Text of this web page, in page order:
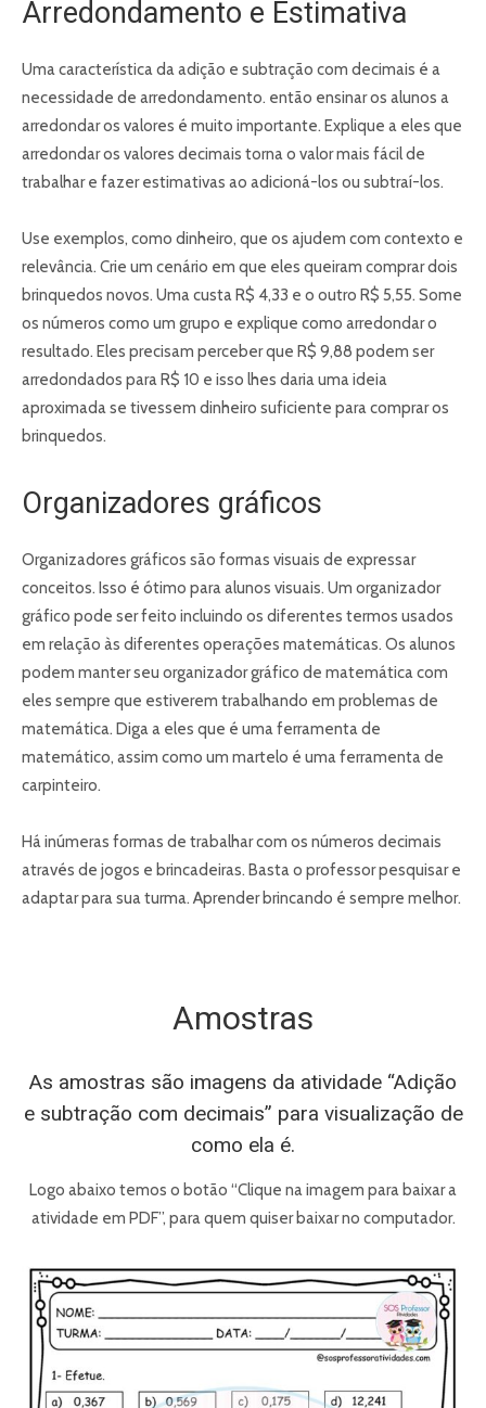
Arredondamento e Estimativa
Uma característica da adição e subtração com decimais é a
necessidade de arredondamento. então ensinar os alunos a
arredondar os valores é muito importante. Explique a eles que
arredondar os valores decimais torna o valor mais fácil de
trabalhar e fazer estimativas ao adicioná-los ou subtraí-los.
Use exemplos, como dinheiro, que os ajudem com contexto e
relevância. Crie um cenário em que eles queiram comprar dois
brinquedos novos. Uma custa R$ 4,33 e o outro R$ 5,55. Some
os números como um grupo e explique como arredondar o
resultado. Eles precisam perceber que R$ 9,88 podem ser
arredondados para R$ 10 e isso lhes daria uma ideia
aproximada se tivessem dinheiro suficiente para comprar os
brinquedos.
Organizadores gráficos
Organizadores gráficos são formas visuais de expressar
conceitos. Isso é ótimo para alunos visuais. Um organizador
gráfico pode ser feito incluindo os diferentes termos usados ​​
em relação às diferentes operações matemáticas. Os alunos
podem manter seu organizador gráfico de matemática com
eles sempre que estiverem trabalhando em problemas de
matemática. Diga a eles que é uma ferramenta de
matemático, assim como um martelo é uma ferramenta de
carpinteiro.
Há inúmeras formas de trabalhar com os números decimais
através de jogos e brincadeiras. Basta o professor pesquisar e
adaptar para sua turma. Aprender brincando é sempre melhor.
Amostras
As amostras são imagens da atividade “Adição
e subtração com decimais” para visualização de
como ela é.
Logo abaixo temos o botão “Clique na imagem para baixar a
atividade em PDF”, para quem quiser baixar no computador.